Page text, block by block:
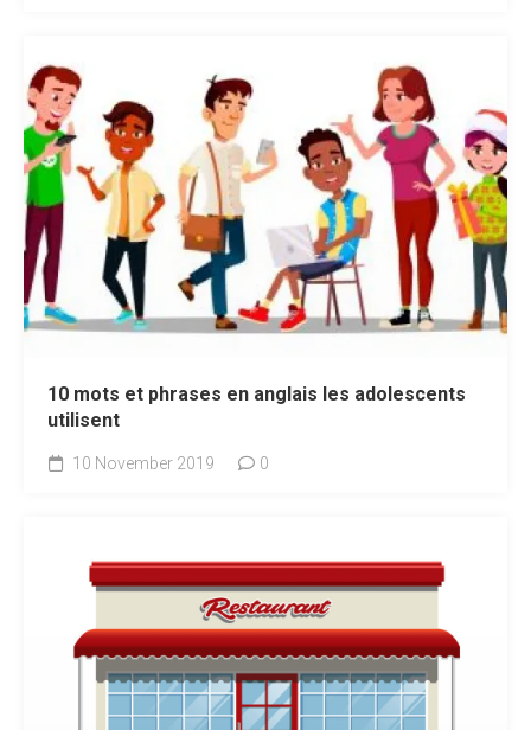
10 mots et phrases en anglais les adolescents
utilisent
10 November 2019 0